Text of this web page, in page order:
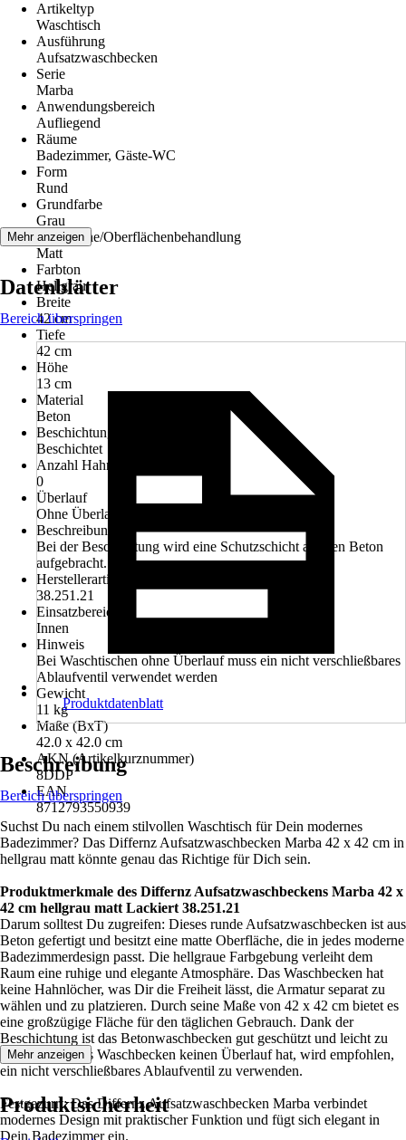
Artikeltyp
Waschtisch
Ausführung
Aufsatzwaschbecken
Serie
Marba
Anwendungsbereich
Aufliegend
Räume
Badezimmer, Gäste-WC
Form
Rund
Grundfarbe
Grau
Oberfläche/Oberflächenbehandlung
Matt
Farbton
Hellgrau
Breite
42 cm
Tiefe
42 cm
Höhe
13 cm
Material
Beton
Beschichtung
Beschichtet
Anzahl Hahnlöcher
0
Überlauf
Ohne Überlauf
Beschreibung
Bei der Beschichtung wird eine Schutzschicht auf den Beton
aufgebracht. Diese
Herstellerartikelnummer
38.251.21
Einsatzbereich
Innen
Hinweis
Bei Waschtischen ohne Überlauf muss ein nicht verschließbares
Ablaufventil verwendet werden
Gewicht
11 kg
Maße (BxT)
42.0 x 42.0 cm
AKN (Artikelkurznummer)
8DDP
EAN
8712793550939
Mehr anzeigen
Datenblätter
Bereich überspringen
Produktdatenblatt
Beschreibung
Bereich überspringen
Suchst Du nach einem stilvollen Waschtisch für Dein modernes
Badezimmer? Das Differnz Aufsatzwaschbecken Marba 42 x 42 cm in
hellgrau matt könnte genau das Richtige für Dich sein.
Produktmerkmale des Differnz Aufsatzwaschbeckens Marba 42 x
42 cm hellgrau matt Lackiert 38.251.21
Darum solltest Du zugreifen: Dieses runde Aufsatzwaschbecken ist aus
Beton gefertigt und besitzt eine matte Oberfläche, die in jedes moderne
Badezimmerdesign passt. Die hellgraue Farbgebung verleiht dem
Raum eine ruhige und elegante Atmosphäre. Das Waschbecken hat
keine Hahnlöcher, was Dir die Freiheit lässt, die Armatur separat zu
wählen und zu platzieren. Durch seine Maße von 42 x 42 cm bietet es
eine großzügige Fläche für den täglichen Gebrauch. Dank der
Beschichtung ist das Betonwaschbecken gut geschützt und leicht zu
reinigen. Da das Waschbecken keinen Überlauf hat, wird empfohlen,
ein nicht verschließbares Ablaufventil zu verwenden.
Festgezurrt: Das Differnz Aufsatzwaschbecken Marba verbindet
modernes Design mit praktischer Funktion und fügt sich elegant in
Dein Badezimmer ein.
Mehr anzeigen
Produktsicherheit